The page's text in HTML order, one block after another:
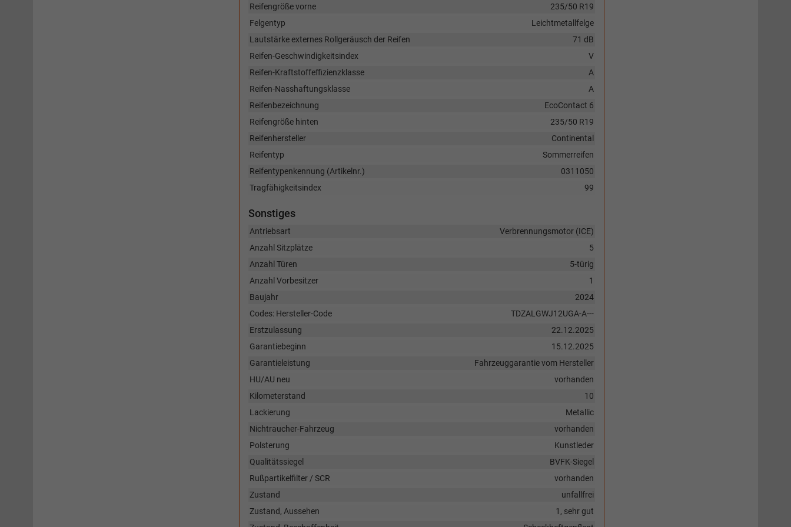
235/50 R19
Reifengröße vorne
Leichtmetallfelge
Felgentyp
71 dB
Lautstärke externes Rollgeräusch der Reifen
V
Reifen-Geschwindigkeitsindex
A
Reifen-Kraftstoffeffizienzklasse
A
Reifen-Nasshaftungsklasse
EcoContact 6
Reifenbezeichnung
235/50 R19
Reifengröße hinten
Continental
Reifenhersteller
Sommerreifen
Reifentyp
0311050
Reifentypenkennung (Artikelnr.)
99
Tragfähigkeitsindex
Sonstiges
Verbrennungsmotor (ICE)
Antriebsart
5
Anzahl Sitzplätze
5-türig
Anzahl Türen
1
Anzahl Vorbesitzer
2024
Baujahr
TDZALGWJ12UGA-A---
Codes: Hersteller-Code
22.12.2025
Erstzulassung
15.12.2025
Garantiebeginn
Fahrzeuggarantie vom Hersteller
Garantieleistung
vorhanden
HU/AU neu
10
Kilometerstand
Metallic
Lackierung
vorhanden
Nichtraucher-Fahrzeug
Kunstleder
Polsterung
BVFK-Siegel
Qualitätssiegel
vorhanden
Rußpartikelfilter / SCR
unfallfrei
Zustand
1, sehr gut
Zustand, Aussehen